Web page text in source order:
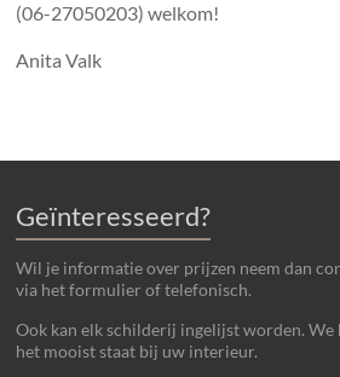
(06-27050203) welkom!
Anita Valk
Geïnteresseerd?
Wil je informatie over prijzen neem dan
via het formulier of telefonisch.
Ook kan elk schilderij ingelijst worden. We
het mooist staat bij uw interieur.